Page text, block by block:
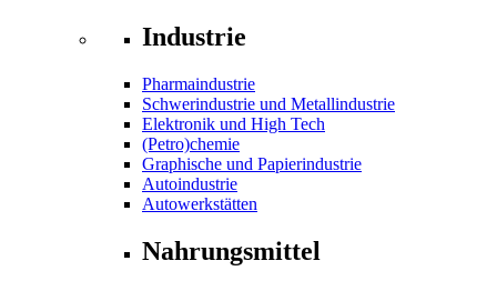
Industrie
Pharmaindustrie
Schwerindustrie und Metallindustrie
Elektronik und High Tech
(Petro)chemie
Graphische und Papierindustrie
Autoindustrie
Autowerkstätten
Nahrungsmittel